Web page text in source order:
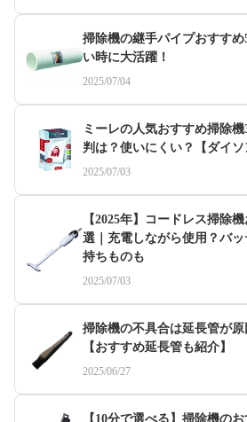
掃除機の継手パイプおすす
い時に大活躍！
2025/07/04
ミーレの人気おすすめ掃除
判は？使いにくい？【ダイソ
2025/07/03
【2025年】コードレス掃除
選｜充電しながら使用？バ
持ちものも
2025/07/03
掃除機の不具合は延長管が
【おすすめ延長管も紹介】
2025/06/27
【10分で選べる】掃除機の